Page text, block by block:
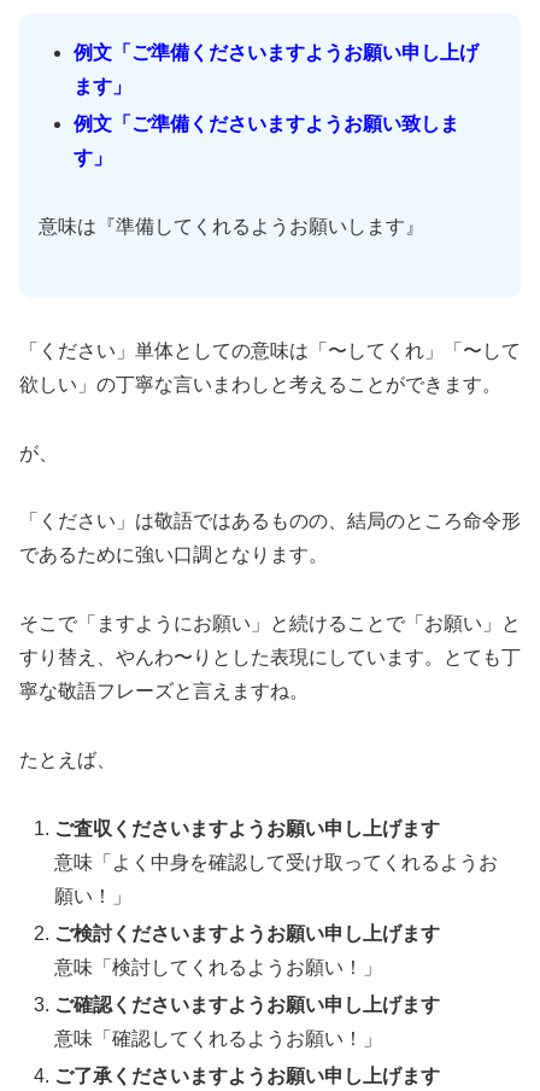
例文「ご準備くださいますようお願い申し上げ
ます」
例文「ご準備くださいますようお願い致しま
す」
意味は『準備してくれるようお願いします』
「ください」単体としての意味は「〜してくれ」「〜して
欲しい」の丁寧な言いまわしと考えることができます。
が、
「ください」は敬語ではあるものの、結局のところ命令形
であるために強い口調となります。
そこで「ますようにお願い」と続けることで「お願い」と
すり替え、やんわ〜りとした表現にしています。とても丁
寧な敬語フレーズと言えますね。
たとえば、
ご査収くださいますようお願い申し上げます
意味「よく中身を確認して受け取ってくれるようお
願い！」
ご検討くださいますようお願い申し上げます
意味「検討してくれるようお願い！」
ご確認くださいますようお願い申し上げます
意味「確認してくれるようお願い！」
ご了承くださいますようお願い申し上げます